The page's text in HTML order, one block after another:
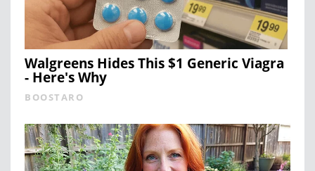
Walgreens Hides This $1 Generic Viagra
- Here's Why
BOOSTARO